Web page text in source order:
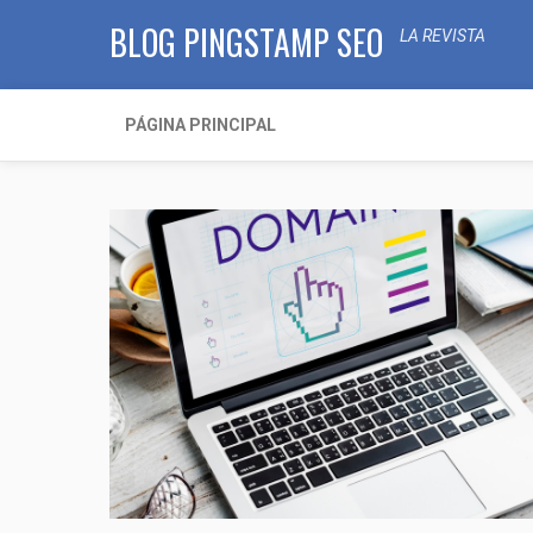
BLOG PINGSTAMP SEO LA REVISTA
PÁGINA PRINCIPAL